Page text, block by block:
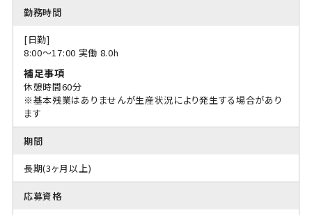
勤務時間
[日勤]
8:00〜17:00 実働 8.0h
補足事項
休憩時間60分
※基本残業はありませんが生産状況により発生する場合があり
ます
期間
長期(3ヶ月以上)
応募資格